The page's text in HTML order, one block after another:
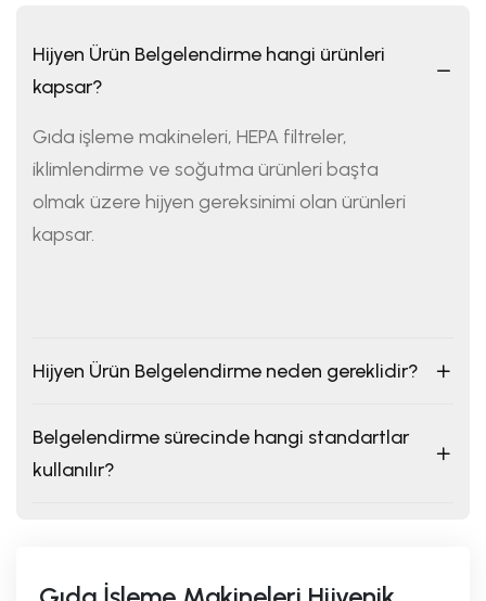
Hijyen Ürün Belgelendirme hangi ürünleri
kapsar?
Gıda işleme makineleri, HEPA filtreler,
iklimlendirme ve soğutma ürünleri başta
olmak üzere hijyen gereksinimi olan ürünleri
kapsar.
Hijyen Ürün Belgelendirme neden gereklidir?
Belgelendirme sürecinde hangi standartlar
kullanılır?